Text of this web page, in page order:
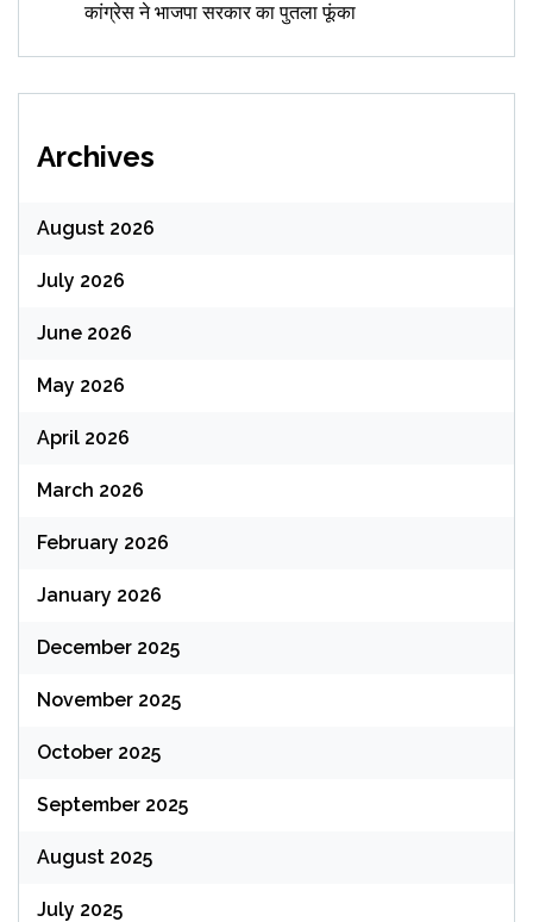
कांग्रेस ने भाजपा सरकार का पुतला फूंका
Archives
August 2026
July 2026
June 2026
May 2026
April 2026
March 2026
February 2026
January 2026
December 2025
November 2025
October 2025
September 2025
August 2025
July 2025